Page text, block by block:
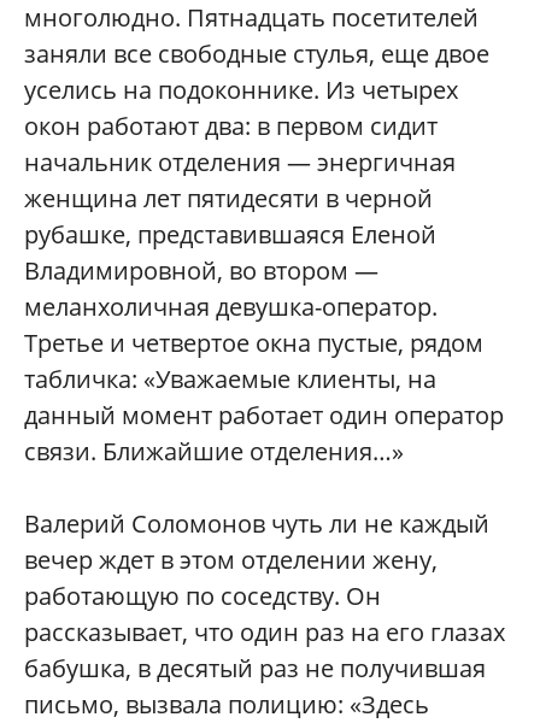
многолюдно. Пятнадцать посетителей
заняли все свободные стулья, еще двое
уселись на подоконнике. Из четырех
окон работают два: в первом сидит
начальник отделения — энергичная
женщина лет пятидесяти в черной
рубашке, представившаяся Еленой
Владимировной, во втором —
меланхоличная девушка-оператор.
Третье и четвертое окна пустые, рядом
табличка: «Уважаемые клиенты, на
данный момент работает один оператор
связи. Ближайшие отделения…»
Валерий Соломонов чуть ли не каждый
вечер ждет в этом отделении жену,
работающую по соседству. Он
рассказывает, что один раз на его глазах
бабушка, в десятый раз не получившая
письмо, вызвала полицию: «Здесь